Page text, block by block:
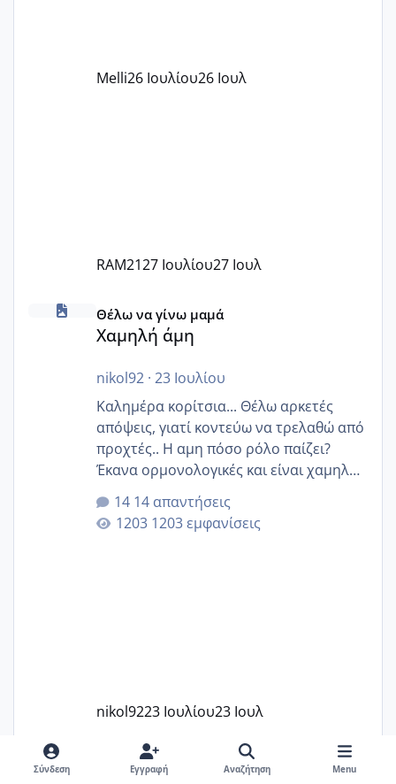
Εγώ πήγα σε έναν ιδιωτικό παιδικό στ
Melli26 Ιουλίου26 Ιουλ
RAM2127 Ιουλίου27 Ιουλ
Χαμηλή άμη
Θέλω να γίνω μαμά
Χαμηλή άμη
nikol92· 23 Ιουλίου
Καλημέρα κορίτσια... Θέλω αρκετές
απόψεις, γιατί κοντεύω να τρελαθώ από
προχτές.. Η αμη πόσο ρόλο παίζει?
Έκανα ορμονολογικές και είναι χαμηλή
για την ηλικία μου.. Είχα ήδη μια
εγκυμοσύνη, που έπρεπε να τερματιστεί
στην 27η εβδομάδα και προσπαθώ 7
14 απαντήσεις
1203 εμφανίσεις
nikol9223 Ιουλίου23 Ιουλ
Σύνδεση Εγγραφή Αναζήτηση Menu